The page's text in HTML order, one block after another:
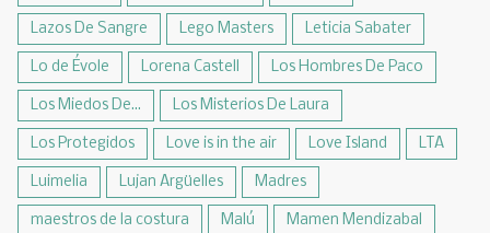
Lazos De Sangre Lego Masters Leticia Sabater
Lo de Évole Lorena Castell Los Hombres De Paco
Los Miedos De... Los Misterios De Laura
Los Protegidos Love is in the air Love Island LTA
Luimelia Lujan Argüelles Madres
maestros de la costura Malú Mamen Mendizabal